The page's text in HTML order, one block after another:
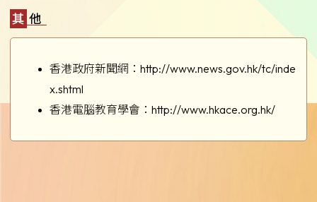
其他
香港政府新聞網： http://www.news.gov.hk/tc/inde
x.shtml
香港電腦教育學會： http://www.hkace.org.hk/